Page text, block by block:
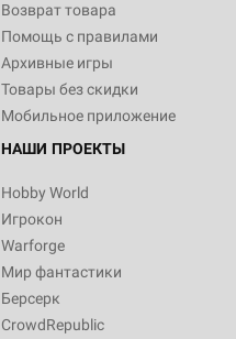
Возврат товара
Помощь с правилами
Архивные игры
Товары без скидки
Мобильное приложение
НАШИ ПРОЕКТЫ
Hobby World
Игрокон
Warforge
Мир фантастики
Берсерк
CrowdRepublic